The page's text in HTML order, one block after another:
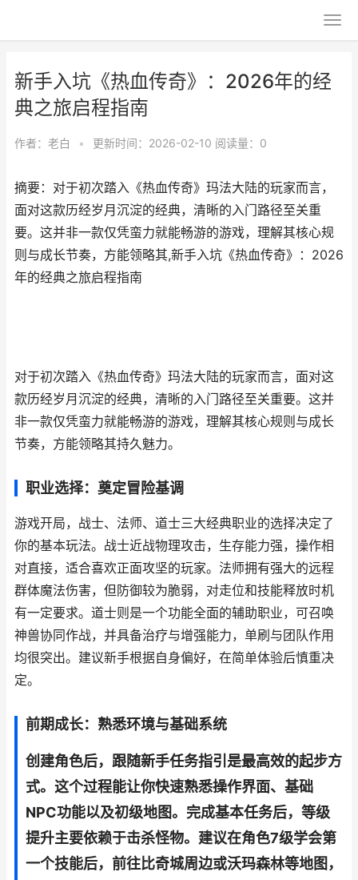
新手入坑《热血传奇》：2026年的经
典之旅启程指南
作者： 老白 • 更新时间：2026-02-10 阅读量：0
摘要：对于初次踏入《热血传奇》玛法大陆的玩家而言，
面对这款历经岁月沉淀的经典，清晰的入门路径至关重
要。这并非一款仅凭蛮力就能畅游的游戏，理解其核心规
则与成长节奏，方能领略其,新手入坑《热血传奇》：2026
年的经典之旅启程指南
对于初次踏入《热血传奇》玛法大陆的玩家而言，面对这
款历经岁月沉淀的经典，清晰的入门路径至关重要。这并
非一款仅凭蛮力就能畅游的游戏，理解其核心规则与成长
节奏，方能领略其持久魅力。
职业选择：奠定冒险基调
游戏开局，战士、法师、道士三大经典职业的选择决定了
你的基本玩法。战士近战物理攻击，生存能力强，操作相
对直接，适合喜欢正面攻坚的玩家。法师拥有强大的远程
群体魔法伤害，但防御较为脆弱，对走位和技能释放时机
有一定要求。道士则是一个功能全面的辅助职业，可召唤
神兽协同作战，并具备治疗与增强能力，单刷与团队作用
均很突出。建议新手根据自身偏好，在简单体验后慎重决
定。
前期成长：熟悉环境与基础系统
创建角色后，跟随新手任务指引是最高效的起步方
式。这个过程能让你快速熟悉操作界面、基础
NPC功能以及初级地图。完成基本任务后，等级
提升主要依赖于击杀怪物。建议在角色7级学会第
一个技能后，前往比奇城周边或沃玛森林等地图，